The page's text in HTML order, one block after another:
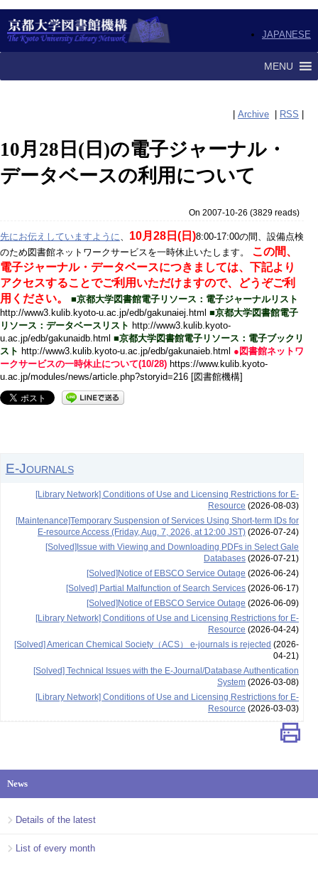
JAPANESE
MENU
Archive RSS
10月28日(日)の電子ジャーナル・
データベースの利用について
On 2007-10-26 (3829 reads)
先にお伝えしていますように、 10月28日(日)8:00-17:00の間、設備点検
のため図書館ネットワークサービスを一時休止いたします。 この間、
電子ジャーナル・データベースにつきましては、下記より
アクセスすることでご利用いただけますので、どうぞご利
用ください。
■京都大学図書館電子リソース：電子ジャーナルリスト
http://www3.kulib.kyoto-u.ac.jp/edb/gakunaiej.html ■京都大学図書館電子
リソース：データベースリスト http://www3.kulib.kyoto-
u.ac.jp/edb/gakunaidb.html ■京都大学図書館電子リソース：電子ブックリ
スト http://www3.kulib.kyoto-u.ac.jp/edb/gakunaieb.html ●図書館ネットワ
ークサービスの一時休止について(10/28) https://www.kulib.kyoto-
u.ac.jp/modules/news/article.php?storyid=216 [図書館機構]
E-Journals
[Library Network] Conditions of Use and Licensing Restrictions for E-
Resource (2026-08-03)
[Maintenance]Temporary Suspension of Services Using Short-term IDs for
E-resource Access (Friday, Aug. 7, 2026, at 12:00 JST)(2026-07-24)
[Solved]Issue with Viewing and Downloading PDFs in Select Gale
Databases(2026-07-21)
[Solved]Notice of EBSCO Service Outage (2026-06-24)
[Solved] Partial Malfunction of Search Services(2026-06-17)
[Solved]Notice of EBSCO Service Outage (2026-06-09)
[Library Network] Conditions of Use and Licensing Restrictions for E-
Resource (2026-04-24)
[Solved] American Chemical Society（ACS） e-journals is rejected (2026-
04-21)
[Solved] Technical Issues with the E-Journal/Database Authentication
System(2026-03-08)
[Library Network] Conditions of Use and Licensing Restrictions for E-
Resource (2026-03-03)
News
Details of the latest
List of every month